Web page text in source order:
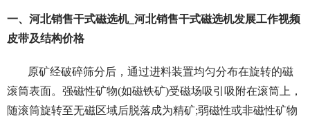
一、河北销售干式磁选机_河北销售干式磁选机发展工作视频
皮带及结构价格
原矿经破碎筛分后，通过进料装置均匀分布在旋转的磁
滚筒表面。强磁性矿物(如磁铁矿)受磁场吸引吸附在滚筒上，
随滚筒旋转至无磁区域后脱落成为精矿;弱磁性或非磁性矿物